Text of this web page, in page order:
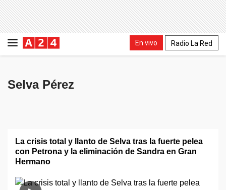
En vivo Radio La Red
Selva Pérez
La crisis total y llanto de Selva tras la fuerte pelea
con Petrona y la eliminación de Sandra en Gran
Hermano